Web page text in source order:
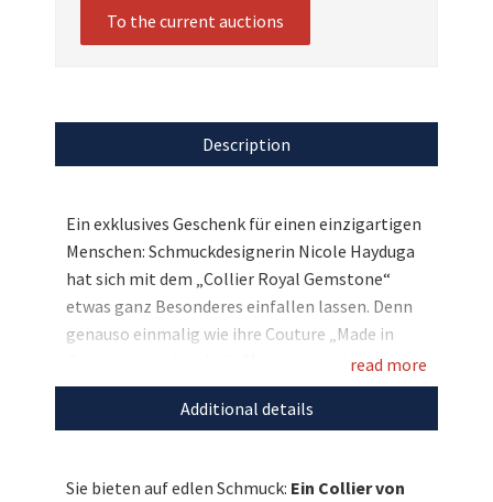
To the current auctions
Description
Ein exklusives Geschenk für einen einzigartigen
Menschen: Schmuckdesignerin Nicole Hayduga
hat sich mit dem „Collier Royal Gemstone“
etwas ganz Besonderes einfallen lassen. Denn
genauso einmalig wie ihre Couture „Made in
Germany“ sind auch die Maserungen der
Halbedelsteine, die mit viel Liebe zum Detail in
außergewöhnlicher Flechttechnik per Hand
read more
Additional details
Sie bieten auf edlen Schmuck: Ein Collier von